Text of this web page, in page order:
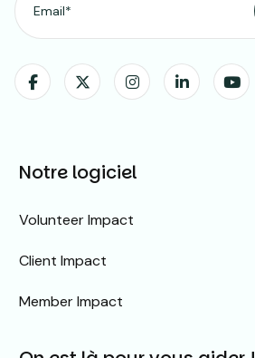
Notre logiciel
Volunteer Impact
Client Impact
Member Impact